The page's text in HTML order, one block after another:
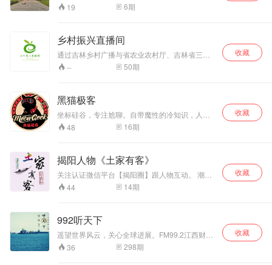
19
6期
乡村振兴直播间
通过吉林乡村广播与省农业农村厅、吉林省三农
信息服务热线12316、12582平台的深度合作，
以“传统广播+语音服务+移动互联”三位一体的形
力，为我省广大农民朋友提供线上节目咨询、线
下在线答疑、网络音视图文全景式便捷、实用、
专业的农业服务，开全国首档双线接入对农服务
节目之先河。
-- 50期
收藏
黑猫极客
坐标硅谷，专注尬聊。自带魔性的冷知识，人畜
共赏的佛系吐槽，不养生不要钱！
48 16期
收藏
揭阳人物《土家有客》
关注认证微信平台【揭阳圈】跟人物互动。 潮汕
话行业精英访谈节目。开创五年，小土哥对话三
十六行，权威解读当下潮人。
44 14期
收藏
992听天下
遥望世界风云，关心全球进展。FM99.2江西财经
广播，带你领略多姿多彩的烽火世界
36 298期
收藏